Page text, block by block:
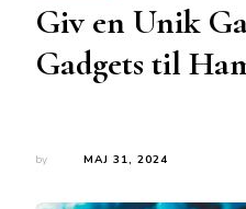
Giv en Unik
Gadgets til
by MAJ 31, 2024